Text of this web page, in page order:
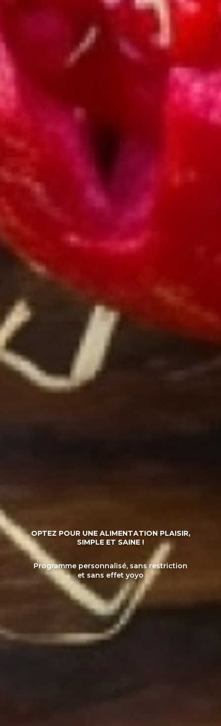
OPTEZ POUR UNE ALIMENTATION PLAISIR,
SIMPLE ET SAINE !
Programme personnalisé, sans restriction
et sans effet yoyo